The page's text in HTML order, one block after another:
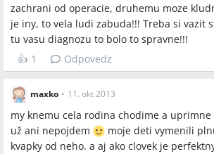
zachrani od operacie, druhemu moze
je iny, to vela ludi zabuda!!! Treba si vazit
tu vasu diagnozu to bolo to spravne!!!
👍 1 Odpovedz
maxko • 11. okt 2013
my knemu cela rodina chodime a
už ani nepojdem
moje deti vymenili
kvapky od neho. a aj ako clovek je